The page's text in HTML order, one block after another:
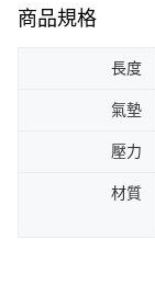
每筆NT$100，滿
商品規格
長度
氣墊
壓力
材質